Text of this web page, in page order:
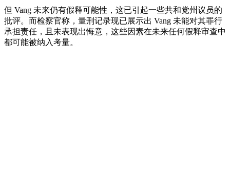
但 Vang 未来仍有假释可能性，这已引起一些共和党州议员的
批评。而检察官称，量刑记录现已展示出 Vang 未能对其罪行
承担责任，且未表现出悔意，这些因素在未来任何假释审查中
都可能被纳入考量。